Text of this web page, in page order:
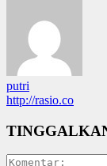
putri
http://rasio.co